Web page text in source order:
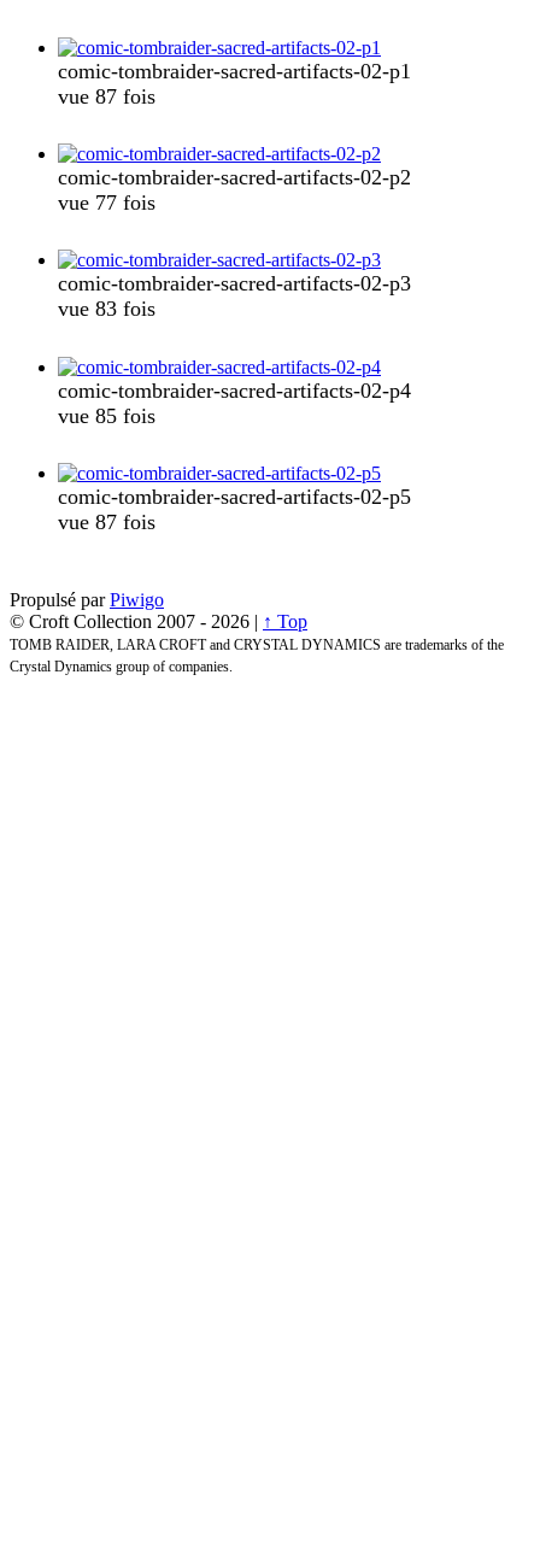
comic-tombraider-sacred-artifacts-02-p1
vue 87 fois
comic-tombraider-sacred-artifacts-02-p2
vue 77 fois
comic-tombraider-sacred-artifacts-02-p3
vue 83 fois
comic-tombraider-sacred-artifacts-02-p4
vue 85 fois
comic-tombraider-sacred-artifacts-02-p5
vue 87 fois
Propulsé parPiwigo
© Croft Collection 2007 - 2026 | ↑ Top
TOMB RAIDER, LARA CROFT and CRYSTAL DYNAMICS are trademarks of the
Crystal Dynamics group of companies.